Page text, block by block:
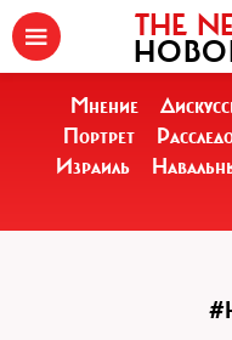
THE
Мнение
Портрет
Израиль